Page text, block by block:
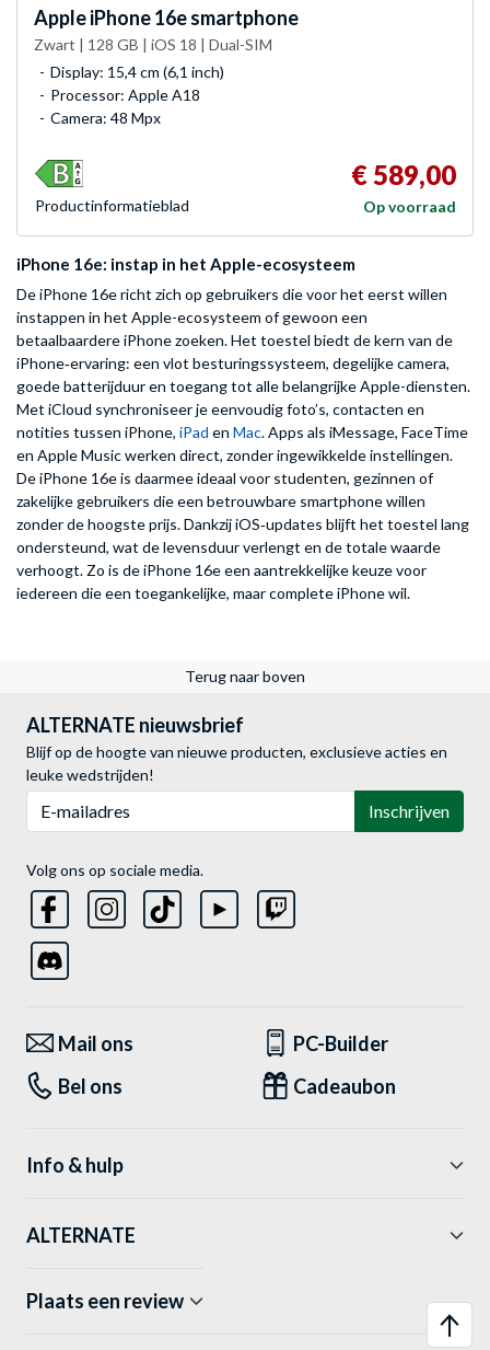
AppleiPhone 16e smartphone
Zwart | 128 GB | iOS 18 | Dual-SIM
Display: 15,4 cm (6,1 inch)
Processor: Apple A18
Camera: 48 Mpx
€ 589,00
Op voorraad
Product­informatieblad
iPhone 16e: instap in het Apple-ecosysteem
De iPhone 16e richt zich op gebruikers die voor het eerst willen
instappen in het Apple-ecosysteem of gewoon een
betaalbaardere iPhone zoeken. Het toestel biedt de kern van de
iPhone‑ervaring: een vlot besturingssysteem, degelijke camera,
goede batterijduur en toegang tot alle belangrijke Apple-diensten.
Met iCloud synchroniseer je eenvoudig foto’s, contacten en
notities tussen iPhone, iPad en Mac. Apps als iMessage, FaceTime
en Apple Music werken direct, zonder ingewikkelde instellingen.
De iPhone 16e is daarmee ideaal voor studenten, gezinnen of
zakelijke gebruikers die een betrouwbare smartphone willen
zonder de hoogste prijs. Dankzij iOS‑updates blijft het toestel lang
ondersteund, wat de levensduur verlengt en de totale waarde
verhoogt. Zo is de iPhone 16e een aantrekkelijke keuze voor
iedereen die een toegankelijke, maar complete iPhone wil.
Terug naar boven
ALTERNATE nieuwsbrief
Blijf op de hoogte van nieuwe producten, exclusieve acties en
leuke wedstrijden!
Inschrijven
Volg ons op sociale media.
Mail ons
PC-Builder
Bel ons
Cadeaubon
Info & hulp
ALTERNATE
Plaats een review